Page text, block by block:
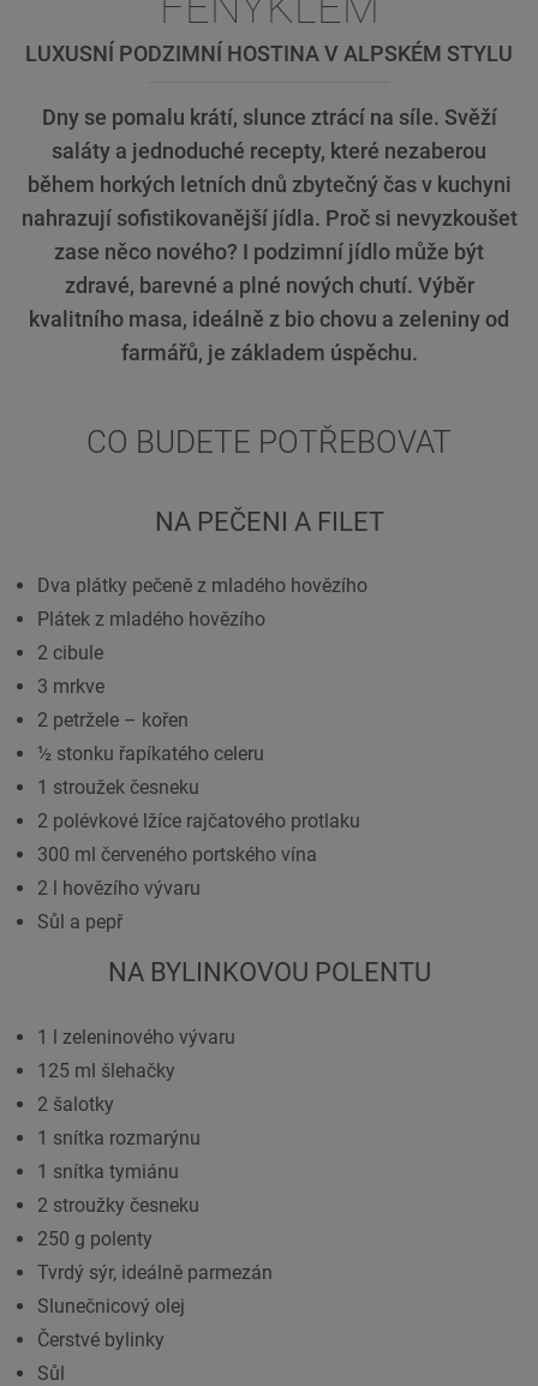
LUXUSNÍ PODZIMNÍ HOSTINA V ALPSKÉM STYLU
Dny se pomalu krátí, slunce ztrácí na síle. Svěží
saláty a jednoduché recepty, které nezaberou
během horkých letních dnů zbytečný čas v kuchyni
nahrazují sofistikovanější jídla. Proč si nevyzkoušet
zase něco nového? I podzimní jídlo může být
zdravé, barevné a plné nových chutí. Výběr
kvalitního masa, ideálně z bio chovu a zeleniny od
farmářů, je základem úspěchu.
CO BUDETE POTŘEBOVAT
NA PEČENI A FILET
Dva plátky pečeně z mladého hovězího
Plátek z mladého hovězího
2 cibule
3 mrkve
2 petržele – kořen
½ stonku řapíkatého celeru
1 stroužek česneku
2 polévkové lžíce rajčatového protlaku
300 ml červeného portského vína
2 l hovězího vývaru
Sůl a pepř
NA BYLINKOVOU POLENTU
1 l zeleninového vývaru
125 ml šlehačky
2 šalotky
1 snítka rozmarýnu
1 snítka tymiánu
2 stroužky česneku
250 g polenty
Tvrdý sýr, ideálně parmezán
Slunečnicový olej
Čerstvé bylinky
Sůl